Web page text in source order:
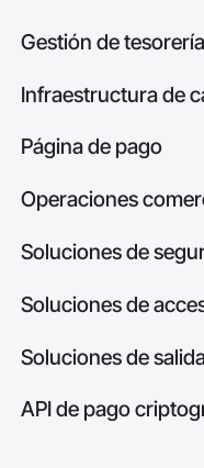
Gestión de tesorería
Infraestructura de
Página de pago
Operaciones
Soluciones de
Soluciones de
Soluciones de
API de pago